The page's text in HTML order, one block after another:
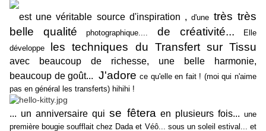
est une véritable source d'inspiration , d'une très très
belle qualité photographique.... de créativité... Elle
développe
les techniques du Transfert sur Tissu
avec beaucoup de richesse, une belle harmonie,
beaucoup de goût...
J'adore ce qu'elle en fait ! (moi qui n'aime
pas en général les transferts) hihihi !
... un anniversaire quise fêtera en plusieurs fois... une
première bougie soufflait chez Dada et Véô... sous un soleil estival... et